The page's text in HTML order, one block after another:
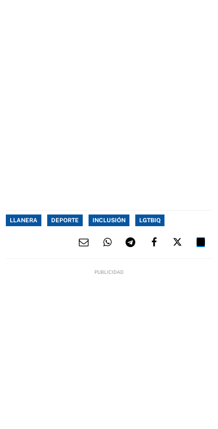
LLANERA DEPORTE INCLUSIÓN LGTBIQ